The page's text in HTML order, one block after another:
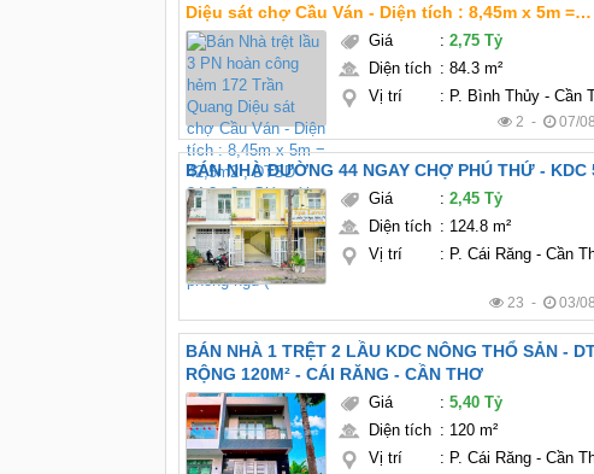
Diệu sát chợ Cầu Ván - Diện tích : 8,45m x 5m =
42,5m2 , DTSD 84,3m2 - Giá mới : 2 Tỷ 750 triệu TL
chính chủ - Kết cấu : nhà trệt lầu 3 phòng ngủ (
Giá :2,75 Tỷ
Diện tích :84.3 m²
Vị trí
: P. Bình Thủy - Cần
2 - 07/
BÁN NHÀ ĐƯỜNG 44 NGAY CHỢ PHÚ THỨ -
Giá :2,45 Tỷ
Diện tích : 124.8 m²
Vị trí
: P. Cái Răng - Cần
23 - 03/
BÁN NHÀ 1 TRỆT 2 LẦU KDC NÔNG THỔ SẢN - DT
RỘNG 120M² - CÁI RĂNG - CẦN THƠ
Giá :5,40 Tỷ
Diện tích : 120 m²
Vị trí
: P. Cái Răng - Cần